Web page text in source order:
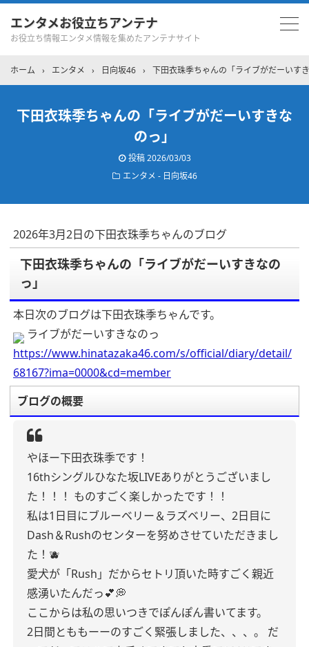
エンタメお役立ちアンテナ
お役立ち情報エンタメ情報を集めたアンテナサイト
ホーム › エンタメ › 日向坂46 › 下田衣珠季ちゃんの「ライブがだーいす
下田衣珠季ちゃんの「ライブがだーいすきな
のっ」
投稿2026/03/03
エンタメ - 日向坂46
2026年3月2日の下田衣珠季ちゃんのブログ
下田衣珠季ちゃんの「ライブがだーいすきなの
っ」
本日次のブログは下田衣珠季ちゃんです。
ライブがだーいすきなのっ
https://www.hinatazaka46.com/s/official/diary/detail/
68167?ima=0000&cd=member
ブログの概要
やほー下田衣珠季です！
16thシングルひなた坂LIVEありがとうございまし
た！！！ ものすごく楽しかったです！！
私は1日目にブルーベリー＆ラズベリー、2日目に
Dash＆Rushのセンターを努めさせていただきまし
た！🫐
愛犬が「Rush」だからセトリ頂いた時すごく親近
感湧いたんだっ💕💭
ここからは私の思いつきでぽんぽん書いてます。
2日間とももーーのすごく緊張しました、、、。
だ